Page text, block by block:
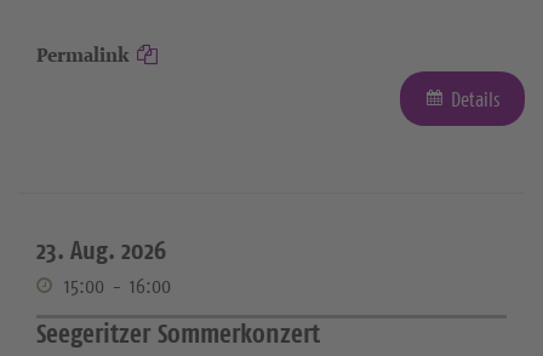
Permalink
Details
23. Aug. 2026
15:00 - 16:00
Seegeritzer Sommerkonzert